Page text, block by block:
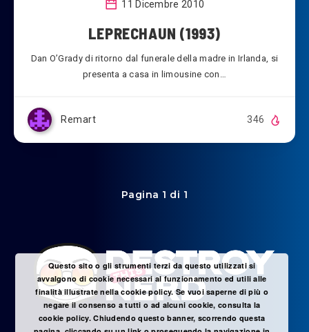
11 Dicembre 2010
LEPRECHAUN (1993)
Dan O’Grady di ritorno dal funerale della madre in Irlanda, si
presenta a casa in limousine con…
Remart 346
Pagina 1 di 1
Questo sito o gli strumenti terzi da questo utilizzati si
avvalgono di cookie necessari al funzionamento ed utili alle
finalità illustrate nella cookie policy. Se vuoi saperne di più o
negare il consenso a tutti o ad alcuni cookie, consulta la
cookie policy. Chiudendo questo banner, scorrendo questa